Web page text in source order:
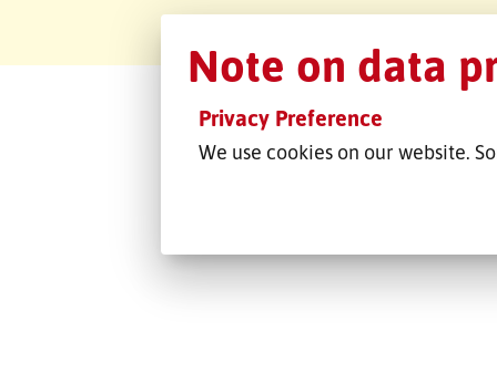
Note on data
Privacy Preference
We use cookies on our website.